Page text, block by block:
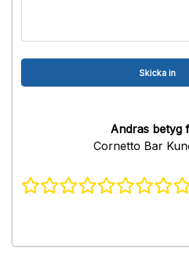
Andras betyg
Cornetto Bar